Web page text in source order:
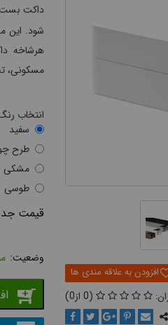
0
0
داکت بست دار
شود. این
مسکونی،
انتخاب
سفید
طرح
مشکی
طوسی